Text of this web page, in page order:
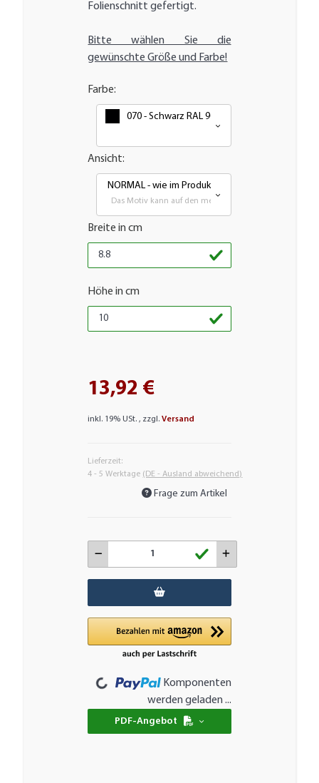
Folienschnitt gefertigt.
Bitte wählen Sie die
gewünschte Größe und Farbe!
Farbe:
070 - Schwarz RAL 9005
Ansicht:
NORMAL - wie im Produktbild
Das Motiv kann auf den meisten glatten Flächen
Breite in cm
Höhe in cm
13,92 €
inkl. 19% USt. , zzgl.Versand
Lieferzeit:
4 - 5 Werktage (DE - Ausland abweichend)
Frage zum Artikel
Loading...
Komponenten
werden geladen ...
PDF-Angebot